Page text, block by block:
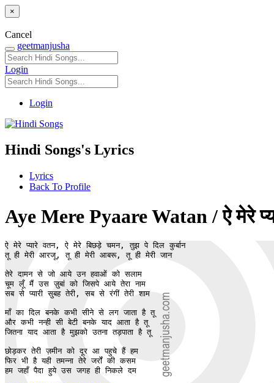
×
Cancel
geetmanjusha
Login
Login
Hindi Songs's Lyrics
Lyrics
Back To Profile
Aye Mere Pyaare Watan / ऐ मेरे
ऐ मेरे प्यारे वतन, ऐ मेरे बिछड़े चमन, तुझ पे दिल कुर्बान
तू ही मेरी आरजू, तू ही मेरी आबरू, तू ही मेरी जान
तेरे दामन से जो आये उन हवाओं को सलाम
चूम लूँ मैं उस ज़ुबां को जिसपे आये तेरा नाम
सब से प्यारी सुबह तेरी, सब से रंगीं तेरी शाम
माँ का दिल बनके कभी सीने से लग जाता है तू
और कभी नन्ही सी बेटी बनके याद आता है तू
जितना याद आता है मुझको उतना तड़पाता है तू
छोड़कर तेरी ज़मीन को दूर आ पहुचे हैं हम
फिर भी है यही तमन्ना तेरे जर्रों की कसम
हम जहाँ पैदा हुये उस जगह ही निकले दम